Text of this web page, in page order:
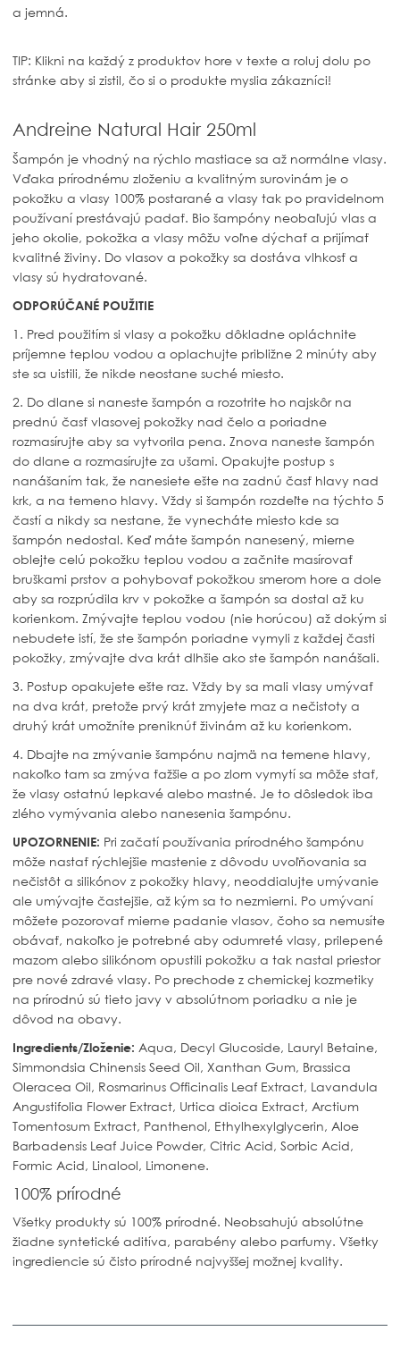
a jemná.
TIP: Klikni na každý z produktov hore v texte a roluj dolu po
stránke aby si zistil, čo si o produkte myslia zákazníci!
Andreine Natural Hair 250ml
Šampón je vhodný na rýchlo mastiace sa až normálne vlasy.
Vďaka prírodnému zloženiu a kvalitným surovinám je o
pokožku a vlasy 100% postarané a vlasy tak po pravidelnom
používaní prestávajú padať. Bio šampóny neobaľujú vlas a
jeho okolie, pokožka a vlasy môžu voľne dýchať a prijímať
kvalitné živiny. Do vlasov a pokožky sa dostáva vlhkosť a
vlasy sú hydratované.
ODPORÚČANÉ POUŽITIE
1. Pred použitím si vlasy a pokožku dôkladne opláchnite
príjemne teplou vodou a oplachujte približne 2 minúty aby
ste sa uistili, že nikde neostane suché miesto.
2. Do dlane si naneste šampón a rozotrite ho najskôr na
prednú časť vlasovej pokožky nad čelo a poriadne
rozmasírujte aby sa vytvorila pena. Znova naneste šampón
do dlane a rozmasírujte za ušami. Opakujte postup s
nanášaním tak, že nanesiete ešte na zadnú časť hlavy nad
krk, a na temeno hlavy. Vždy si šampón rozdeľte na týchto 5
častí a nikdy sa nestane, že vynecháte miesto kde sa
šampón nedostal. Keď máte šampón nanesený, mierne
oblejte celú pokožku teplou vodou a začnite masírovať
bruškami prstov a pohybovať pokožkou smerom hore a dole
aby sa rozprúdila krv v pokožke a šampón sa dostal až ku
korienkom. Zmývajte teplou vodou (nie horúcou) až dokým si
nebudete istí, že ste šampón poriadne vymyli z každej časti
pokožky, zmývajte dva krát dlhšie ako ste šampón nanášali.
3. Postup opakujete ešte raz. Vždy by sa mali vlasy umývať
na dva krát, pretože prvý krát zmyjete maz a nečistoty a
druhý krát umožníte preniknúť živinám až ku korienkom.
4. Dbajte na zmývanie šampónu najmä na temene hlavy,
nakoľko tam sa zmýva ťažšie a po zlom vymytí sa môže stať,
že vlasy ostatnú lepkavé alebo mastné. Je to dôsledok iba
zlého vymývania alebo nanesenia šampónu.
UPOZORNENIE: Pri začatí používania prírodného šampónu
môže nastať rýchlejšie mastenie z dôvodu uvoľňovania sa
nečistôt a silikónov z pokožky hlavy, neoddialujte umývanie
ale umývajte častejšie, až kým sa to nezmierni. Po umývaní
môžete pozorovať mierne padanie vlasov, čoho sa nemusíte
obávať, nakoľko je potrebné aby odumreté vlasy, prilepené
mazom alebo silikónom opustili pokožku a tak nastal priestor
pre nové zdravé vlasy. Po prechode z chemickej kozmetiky
na prírodnú sú tieto javy v absolútnom poriadku a nie je
dôvod na obavy.
Ingredients/Zloženie: Aqua, Decyl Glucoside, Lauryl Betaine,
Simmondsia Chinensis Seed Oil, Xanthan Gum, Brassica
Oleracea Oil, Rosmarinus Officinalis Leaf Extract, Lavandula
Angustifolia Flower Extract, Urtica dioica Extract, Arctium
Tomentosum Extract, Panthenol, Ethylhexylglycerin, Aloe
Barbadensis Leaf Juice Powder, Citric Acid, Sorbic Acid,
Formic Acid, Linalool, Limonene.
100% prírodné
Všetky produkty sú 100% prírodné. Neobsahujú absolútne
žiadne syntetické aditíva, parabény alebo parfumy. Všetky
ingrediencie sú čisto prírodné najvyššej možnej kvality.